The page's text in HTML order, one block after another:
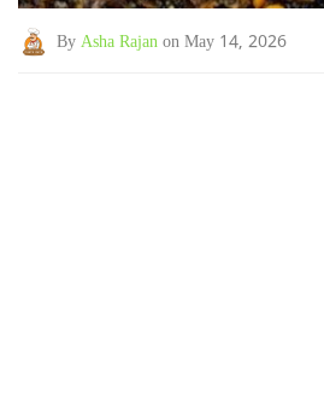
By Asha Rajan on May 14, 2026